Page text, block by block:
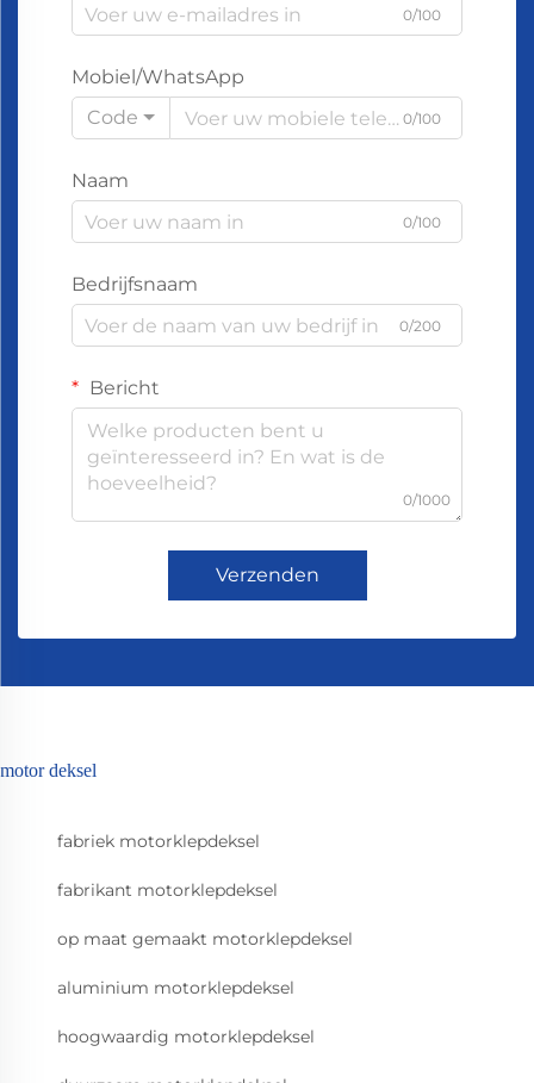
0/100
Mobiel/WhatsApp
Code
0/100
Naam
0/100
Bedrijfsnaam
0/200
Bericht
0/1000
Verzenden
motor deksel
fabriek motorklepdeksel
fabrikant motorklepdeksel
op maat gemaakt motorklepdeksel
aluminium motorklepdeksel
hoogwaardig motorklepdeksel